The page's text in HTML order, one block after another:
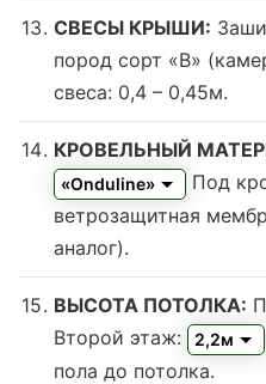
СВЕСЫ КРЫШИ:
пород сорт «В»
свеса: 0,4 – 0,45м.
КРОВЕЛЬНЫЙ
«Onduline»
Под
ветрозащитная
аналог).
ВЫСОТА ПОТОЛКА:
Второй этаж:
2,2м
пола до потолка.